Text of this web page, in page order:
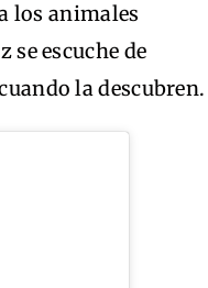
los animales
escuche de
la descubren.